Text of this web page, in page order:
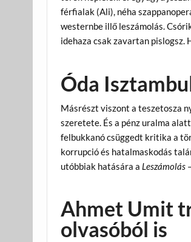
férfialak (Ali), néha
westernbe illő leszámolás.
idehaza csak zavartan pislogsz.
Óda
Másrészt viszont a teszetosza
szeretete. És a pénz uralma
felbukkanó csüggedt kritika a
korrupció és hatalmaskodás
utóbbiak hatására a Leszámolás
Ahmet Umit
olvasóból is